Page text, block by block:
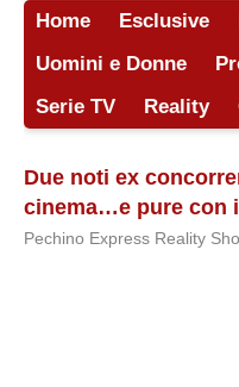
Home Esclusive
Uomini e Donne
Serie TV
Reality
Due noti ex
cinema…e pure con
Pechino Express Reality